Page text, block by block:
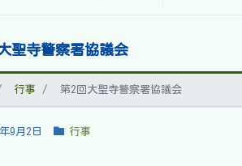
聖寺警察署協議会
行事 第2回大聖寺警察署協議会
9月2日 行事